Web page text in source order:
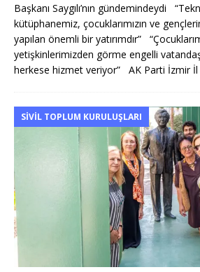
Başkanı Saygılı’nın gündemindeydi
kütüphanemiz, çocuklarımızın ve
yapılan önemli bir yatırımdır”
yetişkinlerimizden görme engelli
herkese hizmet veriyor” AK Parti İzmir İl
SIVIL TOPLUM KURULUŞLARI